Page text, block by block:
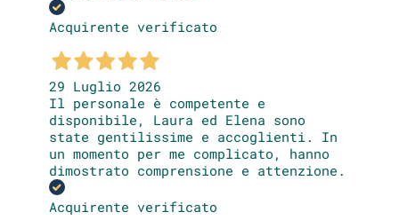
Acquirente verificato
29 Luglio 2026
Il personale è competente e
disponibile, Laura ed Elena sono
state gentilissime e accoglienti. In
un momento per me complicato, hanno
dimostrato comprensione e attenzione.
Acquirente verificato